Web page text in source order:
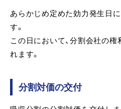
あらかじめ定めた効力発生日
す。
この日において、分割会社の
れます。
分割対価の交付